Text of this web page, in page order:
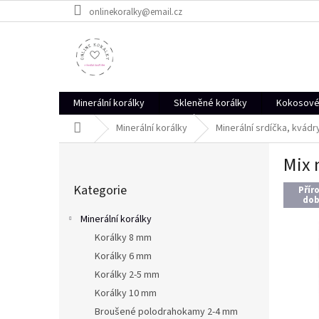
na
onlinekoralky@email.cz
Minerální korálky Skleněné korálky
Domů Minerální korálky Minerální srdíčka,
kategorie
Kategorie
Minerální korálky
Korálky 8 mm
Korálky 6 mm
Korálky 2-5 mm
Korálky 10 mm
Broušené polodrahokamy 2-4 mm
Mix